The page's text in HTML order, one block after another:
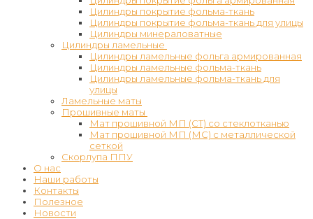
Цилиндры покрытие фольма-ткань
Цилиндры покрытие фольма-ткань для улицы
Цилиндры минераловатные
Цилиндры ламельные
Цилиндры ламельные фольга армированная
Цилиндры ламельные фольма-ткань
Цилиндры ламельные фольма-ткань для
улицы
Ламельные маты
Прошивные маты
Мат прошивной МП (СТ) со стеклотканью
Мат прошивной МП (МС) с металлической
сеткой
Скорлупа ППУ
О нас
Наши работы
Контакты
Полезное
Новости